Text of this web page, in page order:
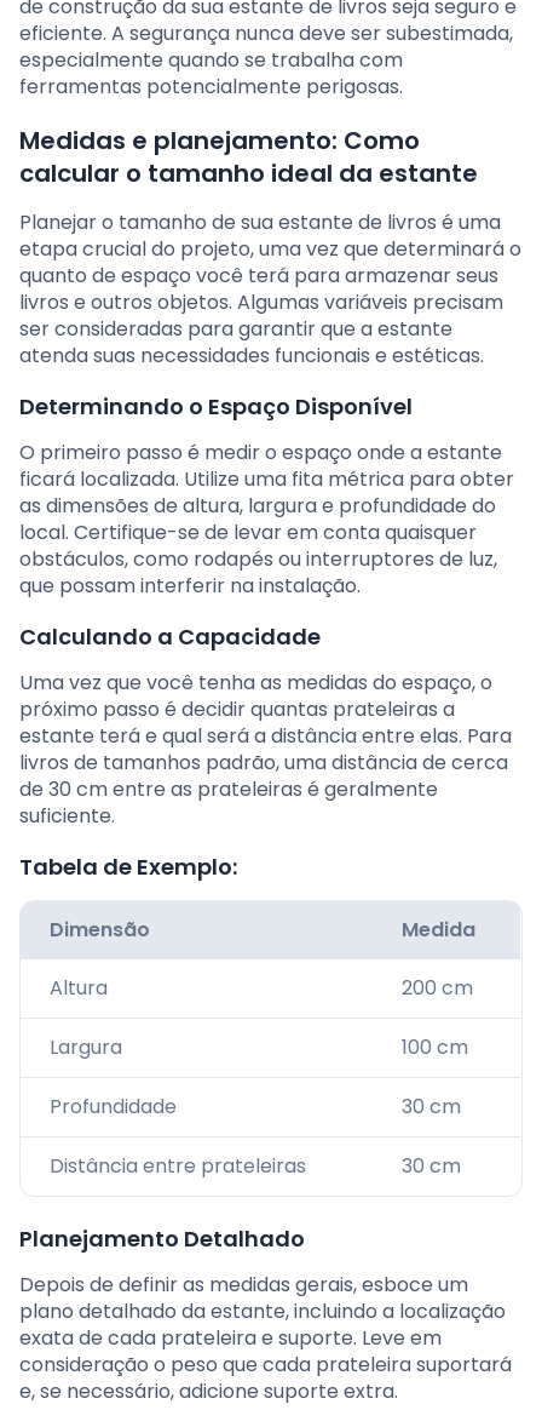
de construção da sua estante de livros seja seguro e
eficiente. A segurança nunca deve ser subestimada,
especialmente quando se trabalha com
ferramentas potencialmente perigosas.
Medidas e planejamento: Como
calcular o tamanho ideal da estante
Planejar o tamanho de sua estante de livros é uma
etapa crucial do projeto, uma vez que determinará o
quanto de espaço você terá para armazenar seus
livros e outros objetos. Algumas variáveis precisam
ser consideradas para garantir que a estante
atenda suas necessidades funcionais e estéticas.
Determinando o Espaço Disponível
O primeiro passo é medir o espaço onde a estante
ficará localizada. Utilize uma fita métrica para obter
as dimensões de altura, largura e profundidade do
local. Certifique-se de levar em conta quaisquer
obstáculos, como rodapés ou interruptores de luz,
que possam interferir na instalação.
Calculando a Capacidade
Uma vez que você tenha as medidas do espaço, o
próximo passo é decidir quantas prateleiras a
estante terá e qual será a distância entre elas. Para
livros de tamanhos padrão, uma distância de cerca
de 30 cm entre as prateleiras é geralmente
suficiente.
Tabela de Exemplo:
Dimensão Medida
Altura 200 cm
Largura 100 cm
Profundidade 30 cm
Distância entre prateleiras 30 cm
Planejamento Detalhado
Depois de definir as medidas gerais, esboce um
plano detalhado da estante, incluindo a localização
exata de cada prateleira e suporte. Leve em
consideração o peso que cada prateleira suportará
e, se necessário, adicione suporte extra.